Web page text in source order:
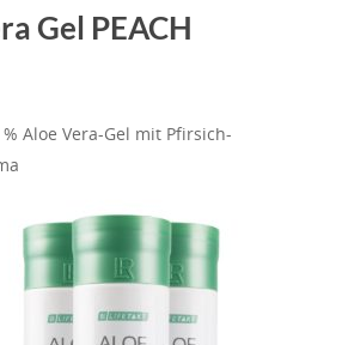
Gel PEACH
% Aloe Vera-Gel mit Pfirsich-